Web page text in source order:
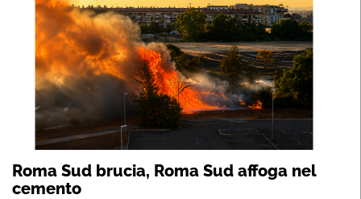
Roma Sud brucia, Roma Sud affoga nel
cemento